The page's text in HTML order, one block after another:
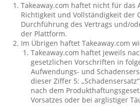
Takeaway.com haftet nicht für das
Richtigkeit und Vollständigkeit der
Durchführung des Vertrags und/
der Plattform.
Im Übrigen haftet Takeaway.com
Takeaway.com haftet jeweils
gesetzlichen Vorschriften in
Aufwendungs- und
dieser Ziffer 5:
nach dem
Vorsatzes oder bei arglistiger